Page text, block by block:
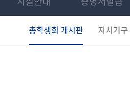
총학생회 게시판 자치기구